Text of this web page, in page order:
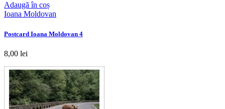
Adaugă în coș
Ioana Moldovan
Postcard Ioana Moldovan 4
8,00 lei